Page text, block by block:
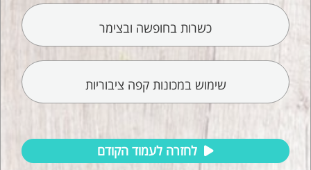
כשרות בחופשה ובצימר
שימוש במכונות קפה ציבוריות
לחזרה לעמוד הקודם